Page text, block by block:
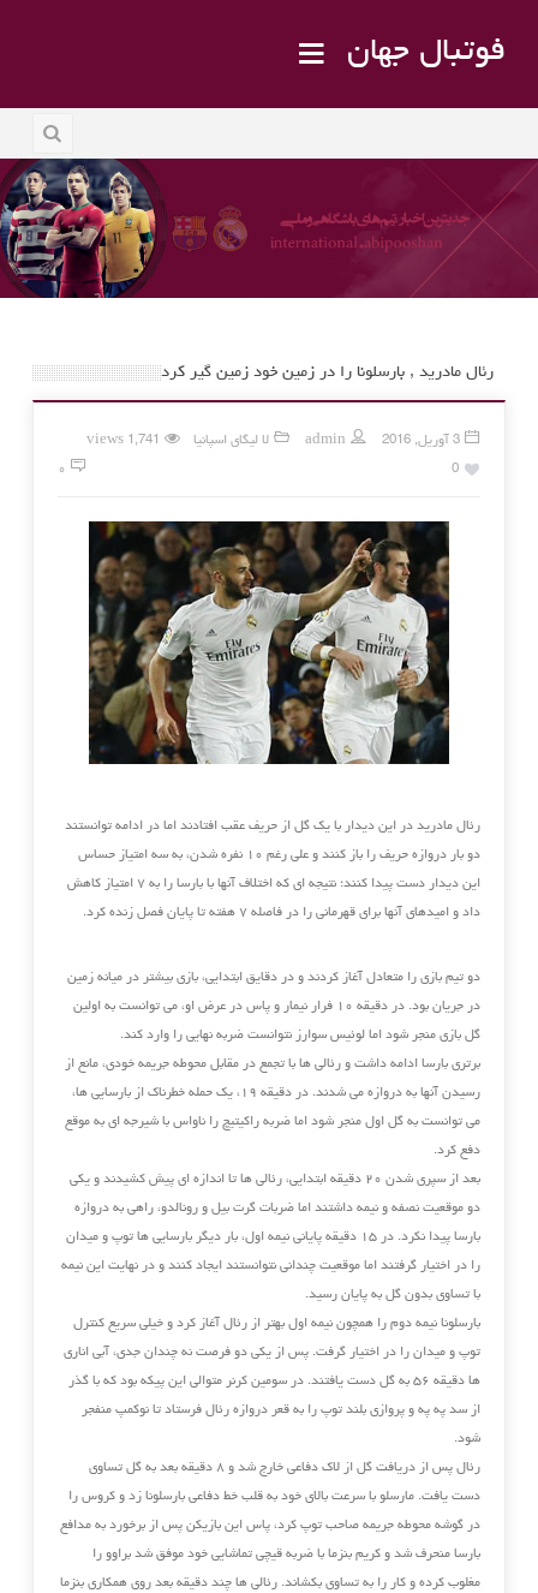
فوتبال جهان
رئال مادرید , بارسلونا را در زمین خود زمین گیر کرد
3 آوریل, 2016 admin لا لیگای اسپانیا
1,741 views
0
۰
رئال مادرید در این دیدار با یک گل از حریف عقب افتادند اما در ادامه توانستند
دو بار دروازه حریف را باز کنند و علی رغم ۱۰ نفره شدن، به سه امتیاز حساس
این دیدار دست پیدا کنند؛ نتیجه ای که اختلاف آنها با بارسا را به ۷ امتیاز کاهش
داد و امیدهای آنها برای قهرمانی را در فاصله ۷ هفته تا پایان فصل زنده کرد.
دو تیم بازی را متعادل آغاز کردند و در دقایق ابتدایی، بازی بیشتر در میانه زمین
در جریان بود. در دقیقه ‏‏۱۰ فرار نیمار و پاس در ‏عرض او، می توانست به اولین
گل بازی منجر شود اما لوئیس سوارز نتوانست ‏ضربه نهایی را وارد کند.‏
برتری بارسا ادامه داشت و رئالی ها با تجمع در مقابل محوطه جریمه خودی، مانع از
رسیدن آنها به ‏دروازه می شدند. در دقیقه ۱۹، ‏یک حمله خطرناک از بارسایی ها،
می توانست به گل اول منجر شود اما ‏ضربه راکیتیچ را ناواس با شیرجه ای به موقع
دفع کرد.‏
بعد از سپری شدن ۲۰ دقیقه ابتدایی، رئالی ها تا اندازه ای پیش کشیدند و یکی
دو موقعیت نصفه و نیمه ‏داشتند اما ضربات گرت بیل و ‏رونالدو، راهی به دروازه
بارسا پیدا نکرد.‏ در ۱۵ دقیقه پایانی نیمه اول، ‏بار دیگر بارسایی ها توپ و میدان
را در اختیار گرفتند اما موقعیت چندانی نتوانستند ایجاد کنند و در ‏نهایت ‏این نیمه
با تساوی بدون گل به پایان رسید.‏
بارسلونا نیمه دوم را همچون نیمه اول بهتر از رئال آغاز کرد و خیلی سریع کنترل
توپ و میدان را در ‏اختیار گرفت. پس از یکی دو فرصت نه چندان جدی، آبی اناری
ها دقیقه ۵۶ به گل دست یافتند. در ‏سومین کرنر متوالی این پیکه بود که با گذر
از سد په په و پروازی بلند توپ را به قعر دروازه رئال ‏فرستاد تا نوکمپ منفجر
شود‎.‎
رئال پس از دریافت گل از لاک دفاعی خارج شد و ۸ دقیقه بعد به گل تساوی
دست یافت. مارسلو با ‏سرعت بالای خود به قلب خط دفاعی بارسلونا زد و کروس را
در گوشه محوطه جریمه صاحب توپ کرد، ‏پاس این بازیکن پس از برخورد به مدافع
بارسا منحرف شد و کریم بنزما با ضربه قیچی تماشایی خود ‏موفق شد براوو را
مغلوب کرده و کار را به تساوی بکشاند. رئالی ها چند دقیقه بعد روی همکاری بنزما